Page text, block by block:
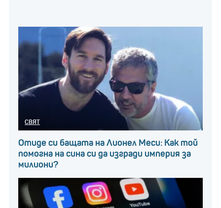
СВЯТ
Отиде си бащата на Лионел Меси: Как той
помогна на сина си да изгради империя за
милиони?